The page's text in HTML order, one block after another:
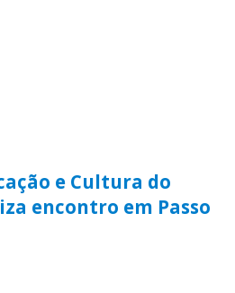
e Cultura do
encontro em Passo